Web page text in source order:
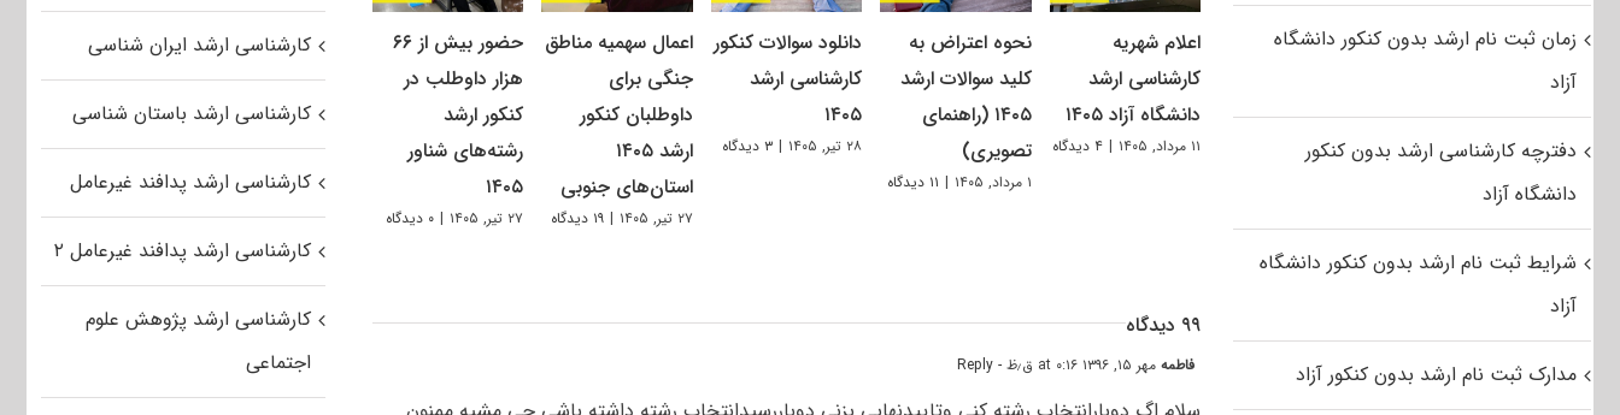
اعلام شهریه
کارشناسی ارشد
دانشگاه آزاد ۱۴۰۵
۱۱ مرداد, ۱۴۰۵ | ۴ دیدگاه
نحوه اعتراض به
کلید سوالات ارشد
۱۴۰۵ (راهنمای
تصویری)
۱ مرداد, ۱۴۰۵ | ۱۱ دیدگاه
دانلود سوالات کنکور
کارشناسی ارشد
۱۴۰۵
۲۸ تیر, ۱۴۰۵ | ۳ دیدگاه
اعمال سهمیه مناطق
جنگی برای
داوطلبان کنکور
ارشد ۱۴۰۵
استان‌های جنوبی
۲۷ تیر, ۱۴۰۵ | ۱۹ دیدگاه
حضور بیش از ۶۶
هزار داوطلب در
کنکور ارشد
رشته‌های شناور
۱۴۰۵
۲۷ تیر, ۱۴۰۵ | ۰ دیدگاه
۹۹ دیدگاه
فاطمه مهر ۱۵, ۱۳۹۶ at ۰:۱۶ ق٫ظ - Reply
کارشناسی ارشد ایران شناسی
کارشناسی ارشد باستان شناسی
کارشناسی ارشد پدافند غیرعامل
کارشناسی ارشد پدافند غیرعامل ۲
کارشناسی ارشد پژوهش علوم
اجتماعی
زمان ثبت نام ارشد بدون کنکور دانشگاه
آزاد
دفترچه کارشناسی ارشد بدون کنکور
دانشگاه آزاد
شرایط ثبت نام ارشد بدون کنکور دانشگاه
آزاد
مدارک ثبت نام ارشد بدون کنکور آزاد